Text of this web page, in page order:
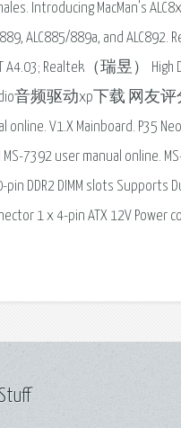
Introducing MacMan's
ALC885/889a, and
A4.03; Realtek（瑞昱）
音频驱动xp下载 网友评分
online. V1.X Mainboard. P35
MS-7392 user manual online.
DDR2 DIMM slots Supports
1 x 4-pin ATX 12V